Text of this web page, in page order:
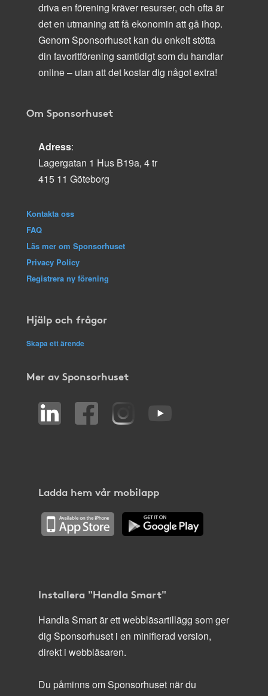
driva en förening kräver resurser, och ofta är
det en utmaning att få ekonomin att gå ihop.
Genom Sponsorhuset kan du enkelt stötta
din favoritförening samtidigt som du handlar
online – utan att det kostar dig något extra!
Om Sponsorhuset
Adress:
Lagergatan 1 Hus B19a, 4 tr
415 11 Göteborg
Kontakta oss
FAQ
Läs mer om Sponsorhuset
Privacy Policy
Registrera ny förening
Hjälp och frågor
Skapa ett ärende
Mer av Sponsorhuset
Ladda hem vår mobilapp
Installera "Handla Smart"
Handla Smart är ett webbläsartillägg som ger
dig Sponsorhuset i en minifierad version,
direkt i webbläsaren.
Du påminns om Sponsorhuset när du